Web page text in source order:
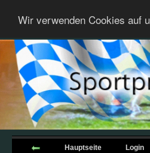
Wir verwenden Cookies auf
Hauptseite Login